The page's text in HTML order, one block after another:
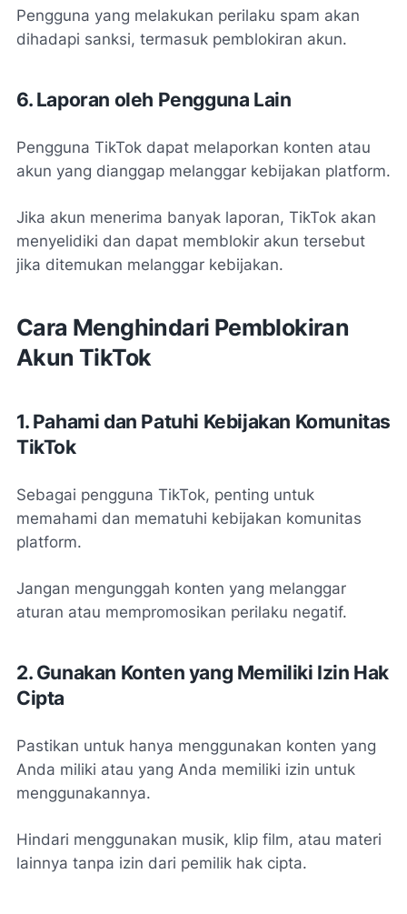
Pengguna yang melakukan perilaku spam akan
dihadapi sanksi, termasuk pemblokiran akun.
6. Laporan oleh Pengguna Lain
Pengguna TikTok dapat melaporkan konten atau
akun yang dianggap melanggar kebijakan platform.
Jika akun menerima banyak laporan, TikTok akan
menyelidiki dan dapat memblokir akun tersebut
jika ditemukan melanggar kebijakan.
Cara Menghindari Pemblokiran
Akun TikTok
1. Pahami dan Patuhi Kebijakan Komunitas
TikTok
Sebagai pengguna TikTok, penting untuk
memahami dan mematuhi kebijakan komunitas
platform.
Jangan mengunggah konten yang melanggar
aturan atau mempromosikan perilaku negatif.
2. Gunakan Konten yang Memiliki Izin Hak
Cipta
Pastikan untuk hanya menggunakan konten yang
Anda miliki atau yang Anda memiliki izin untuk
menggunakannya.
Hindari menggunakan musik, klip film, atau materi
lainnya tanpa izin dari pemilik hak cipta.